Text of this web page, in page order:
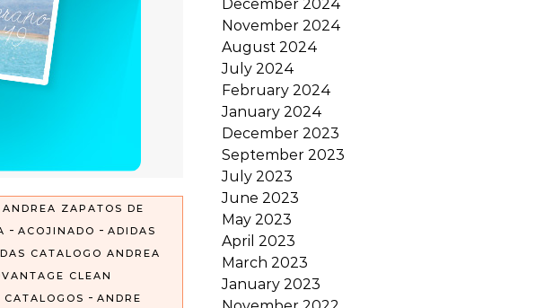
ZAPATOS DE
- ACOJINADO - ADIDAS
CATALOGO ANDREA
CLEAN
CATALOGOS - ANDRE
December 2024
November 2024
August 2024
July 2024
February 2024
January 2024
December 2023
September 2023
July 2023
June 2023
May 2023
April 2023
March 2023
January 2023